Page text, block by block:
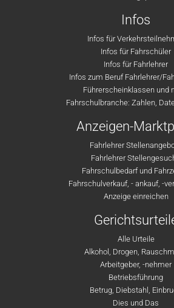
Infos
Infos für
Infos für Fahrschüler
Infos für Fahrlehrer
Infos zum Beruf Fahrlehrer/
Führerscheinklassen und
Fahrschulbranche: Zahlen,
Anzeigen-
Fahrlehrer
Fahrlehrer
Fahrschulbedarf und
Fahrschulverkauf, - ankauf, -
Anzeige einreichen
Alle Urteile
Alkohol, Drogen,
Arbeitgeber, -nehmer
Betriebsführung
Betrug, Diebstahl,
Dies und Das